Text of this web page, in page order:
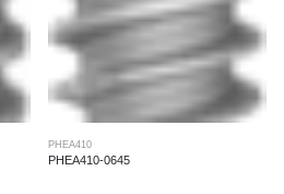
PHEA410
PHEA410-0645